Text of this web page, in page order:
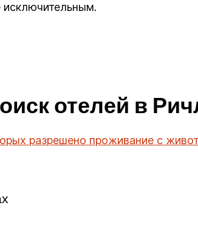
отелей в
разрешено проживание с